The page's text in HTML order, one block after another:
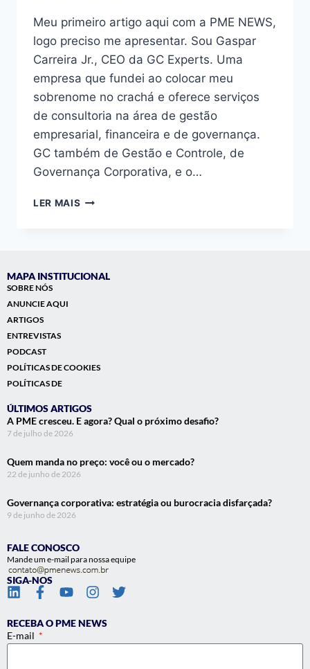
Meu primeiro artigo aqui com a PME NEWS,
logo preciso me apresentar. Sou Gaspar
Carreira Jr., CEO da GC Experts. Uma
empresa que fundei ao colocar meu
sobrenome no crachá e oferece serviços
de consultoria na área de gestão
empresarial, financeira e de governança.
GC também de Gestão e Controle, de
Governança Corporativa, e o…
LER MAIS
MAPA INSTITUCIONAL
SOBRE NÓS
ANUNCIE AQUI
ARTIGOS
ENTREVISTAS
PODCAST
POLÍTICAS DE COOKIES
POLÍTICAS DE
ÚLTIMOS ARTIGOS
A PME cresceu. E agora? Qual o próximo desafio?
7 de julho de 2026
Quem manda no preço: você ou o mercado?
22 de junho de 2026
Governança corporativa: estratégia ou burocracia disfarçada?
9 de junho de 2026
FALE CONOSCO
Mande um e-mail para nossa equipe
SIGA-NOS
RECEBA O PME NEWS
E-mail